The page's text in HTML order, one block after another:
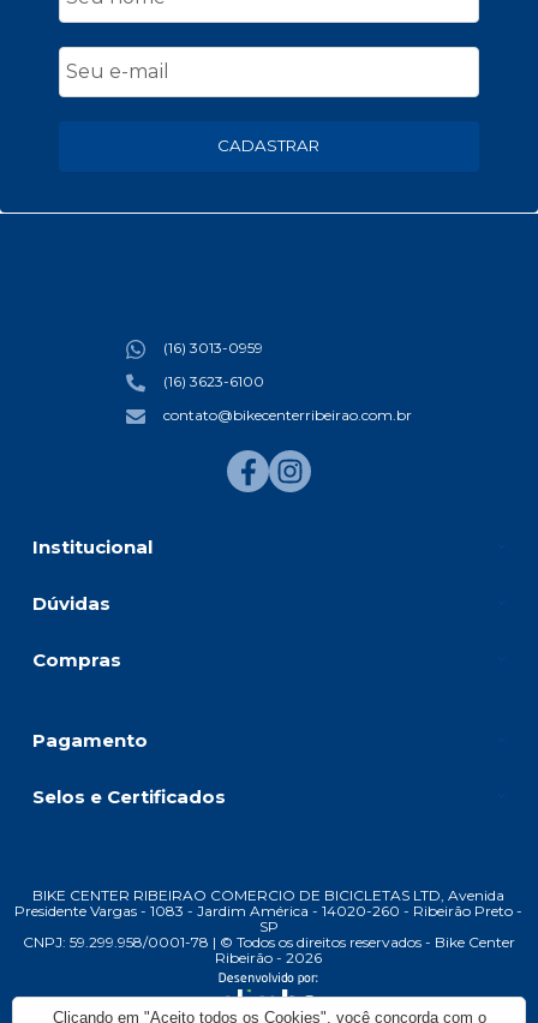
CADASTRAR
Institucional
Dúvidas
Compras
(16) 3013-0959
(16) 3623-6100
contato@bikecenterribeirao.com.br
Pagamento
Selos e Certificados
BIKE CENTER RIBEIRAO COMERCIO DE BICICLETAS LTD, Avenida
Presidente Vargas - 1083 - Jardim América - 14020-260 - Ribeirão Preto -
SP
CNPJ: 59.299.958/0001-78 | © Todos os direitos reservados - Bike Center
Ribeirão - 2026
Clicando em "Aceito todos os Cookies", você concorda com o